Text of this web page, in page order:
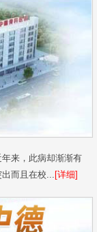
来，此病却渐渐有
而且在校... [详细]